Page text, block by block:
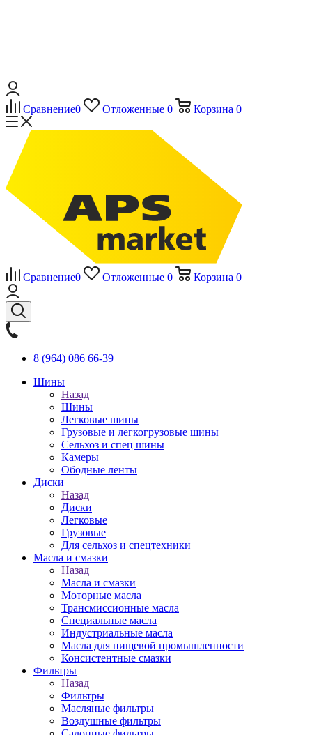
Сравнение0 Отложенные 0 Корзина 0
Сравнение0 Отложенные 0 Корзина 0
8 (964) 086 66-39
Шины
Назад
Шины
Легковые шины
Грузовые и легкогрузовые шины
Сельхоз и спец шины
Камеры
Ободные ленты
Диски
Назад
Диски
Легковые
Грузовые
Для сельхоз и спецтехники
Масла и смазки
Назад
Масла и смазки
Моторные масла
Трансмиссионные масла
Специальные масла
Индустриальные масла
Масла для пищевой промышленности
Консистентные смазки
Фильтры
Назад
Фильтры
Масляные фильтры
Воздушные фильтры